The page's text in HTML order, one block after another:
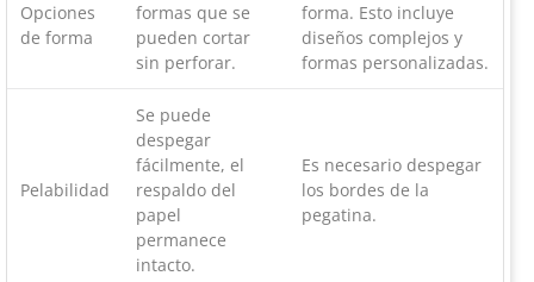
Opciones
de forma
formas que se
pueden cortar
sin perforar.
forma. Esto incluye
diseños complejos y
formas personalizadas.
Pelabilidad
Se puede
despegar
fácilmente, el
respaldo del
papel
permanece
intacto.
Es necesario despegar
los bordes de la
pegatina.